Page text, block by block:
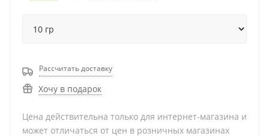
Рассчитать доставку
Хочу в подарок
Цена действительна только для интернет-магазина и
может отличаться от цен в розничных магазинах